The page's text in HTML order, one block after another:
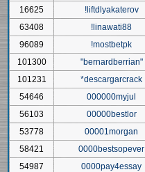
16625
!liftdlyakaterov
63408
!linawati88
96089
!mostbetpk
101300
"bernardberrian"
101231
*descargarcrack
54646
000000myjul
56103
00000bestlor
53778
00001morgan
58421
0000bestsopever
54987
0000pay4essay